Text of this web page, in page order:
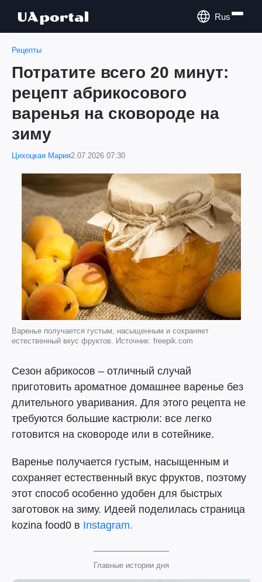
Rus
Рецепты
Потратите всего 20 минут:
рецепт абрикосового
варенья на сковороде на
зиму
Цихоцкая Мария2.07.2026 07:30
Варенье получается густым, насыщенным и сохраняет
естественный вкус фруктов. Источник: freepik.com
Сезон абрикосов – отличный случай
приготовить ароматное домашнее варенье без
длительного уваривания. Для этого рецепта не
требуются большие кастрюли: все легко
готовится на сковороде или в сотейнике.
Варенье получается густым, насыщенным и
сохраняет естественный вкус фруктов, поэтому
этот способ особенно удобен для быстрых
заготовок на зиму. Идеей поделилась страница
kozina food0 в Instagram.
Главные истории дня